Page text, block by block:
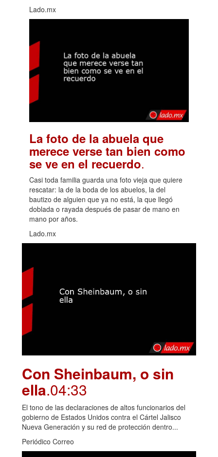
Lado.mx
La foto de la abuela que
merece verse tan bien como
se ve en el recuerdo.
Casi toda familia guarda una foto vieja que quiere
rescatar: la de la boda de los abuelos, la del
bautizo de alguien que ya no está, la que llegó
doblada o rayada después de pasar de mano en
mano por años.
Lado.mx
Con Sheinbaum, o sin
ella.04:33
El tono de las declaraciones de altos funcionarios del
gobierno de Estados Unidos contra el Cártel Jalisco
Nueva Generación y su red de protección dentro...
Periódico Correo